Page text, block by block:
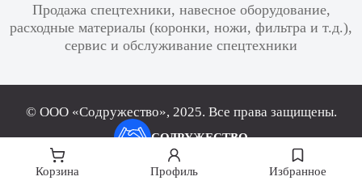
Корзина Профиль Избранное
Продажа спецтехники, навесное оборудование,
расходные материалы (коронки, ножи, фильтра и т.д.),
сервис и обслуживание спецтехники
© ООО «Содружество», 2025. Все права защищены.
СОДРУЖЕСТВО
Политика конфиденциальности